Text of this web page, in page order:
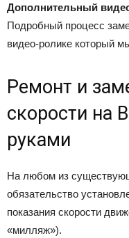
Дополнительный
Подробный процесс
видео-ролике который
Ремонт и
скорости на
руками
На любом из
обязательство
показания скорости
«милляж»).